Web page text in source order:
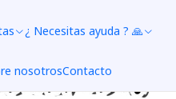
¿ Necesitas ayuda ? 🙏
nosotrosContacto